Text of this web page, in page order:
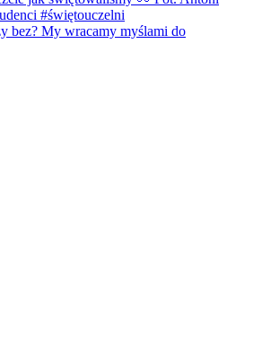
bez? My wracamy myślami do